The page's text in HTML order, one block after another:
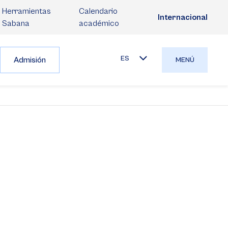
Herramientas
Sabana
Calendario
académico
Internacional
Admisión ES MENÚ